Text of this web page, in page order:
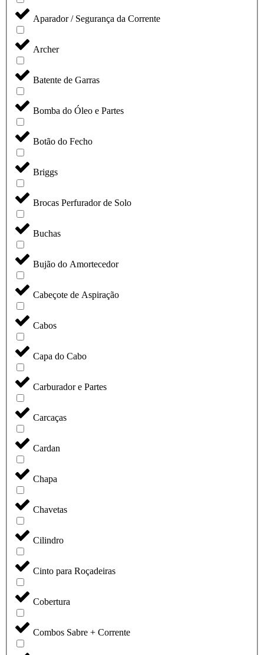
Aparador / Segurança da Corrente
Archer
Batente de Garras
Bomba do Óleo e Partes
Botão do Fecho
Briggs
Brocas Perfurador de Solo
Buchas
Bujão do Amortecedor
Cabeçote de Aspiração
Cabos
Capa do Cabo
Carburador e Partes
Carcaças
Cardan
Chapa
Chavetas
Cilindro
Cinto para Roçadeiras
Cobertura
Combos Sabre + Corrente